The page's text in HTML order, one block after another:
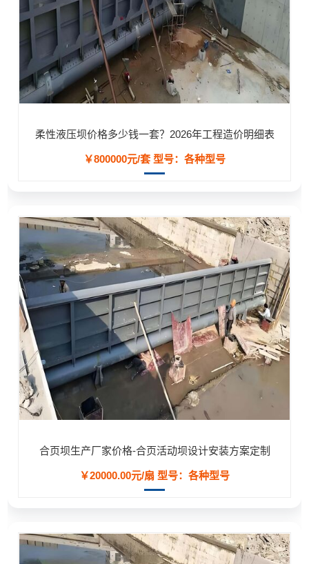
柔性液压坝价格多少钱一套？2026年工程造价明细表
￥800000元/套型号：各种型号
合页坝生产厂家价格-合页活动坝设计安装方案定制
￥20000.00元/扇 型号：各种型号